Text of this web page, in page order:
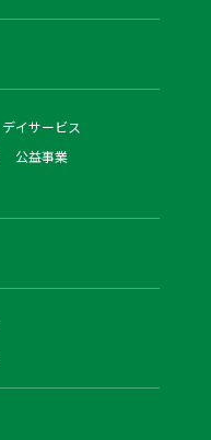
デイサービス
公益事業